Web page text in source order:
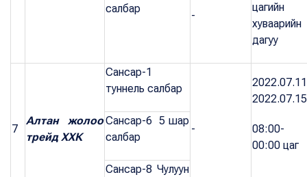
салбар
-
цагийн
хуваарийн
дагуу
7
Алтан жолоо
трейд ХХК
Сансар-1
туннель салбар
-
2022.07.15
08:00-
00:00 цаг
Сансар-6 5 шар
салбар
Сансар-8 Чулуун